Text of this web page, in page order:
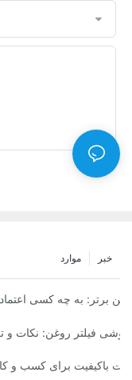
خبر موارد
برتر: به چه کسی
انتخاب فیلتر
فیلتر روغن: نکات و
نگاهی به
باکیفیت برای کسب و